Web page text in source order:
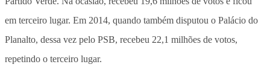
em terceiro lugar. Em 2014, quando também disputou o Palácio do
Planalto, dessa vez pelo PSB, recebeu 22,1 milhões de votos,
repetindo o terceiro lugar.